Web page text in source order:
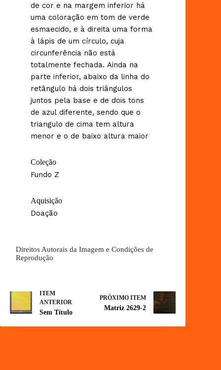
de cor e na margem inferior há
uma coloração em tom de verde
esmaecido, e à direita uma forma
à lápis de um círculo, cuja
circunferência não está
totalmente fechada. Ainda na
parte inferior, abaixo da linha do
retângulo há dois triângulos
juntos pela base e de dois tons
de azul diferente, sendo que o
triangulo de cima tem altura
menor e o de baixo altura maior
Coleção
Fundo Z
Aquisição
Doação
Direitos Autorais da Imagem e Condições de
Reprodução
ITEM
ANTERIOR
Sem Título
PRÓXIMO ITEM
Matriz 2629-2